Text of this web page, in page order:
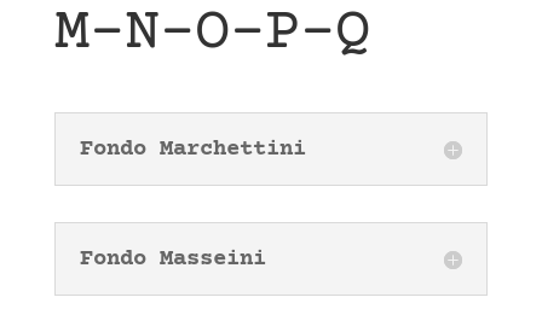
M-N-O-P-Q
Fondo Marchettini
Fondo Masseini